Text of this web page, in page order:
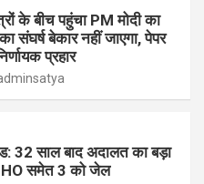
के बीच पहुंचा PM मोदी का
बेकार नहीं जाएगा, पेपर
प्रहार
32 साल बाद अदालत का बड़ा
समेत 3 को जेल